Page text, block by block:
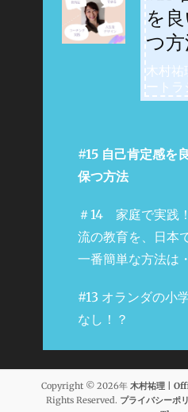
を
つ
木村祐
ートラ
#15 自己肯定感を
保つ方法
＃14 家庭で実践
流の教育を、日本
一番簡単な方法は
#13 オランダの小
なし！？
Copyright © 2026年 木村祐理 |
Rights Reserved. プライバシーポ